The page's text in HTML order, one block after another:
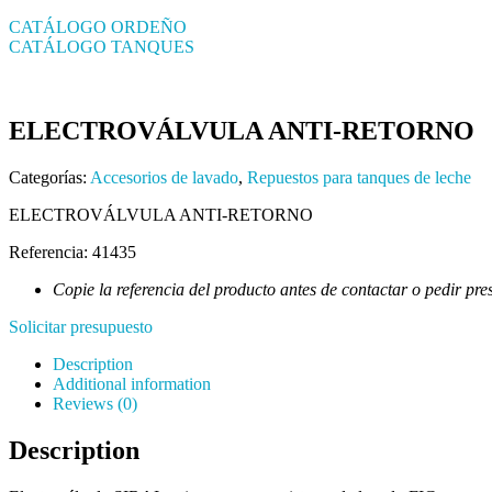
CATÁLOGO ORDEÑO
CATÁLOGO TANQUES
ELECTROVÁLVULA ANTI-RETORNO
Categorías: Accesorios de lavado, Repuestos para tanques de leche
ELECTROVÁLVULA ANTI-RETORNO
Referencia: 41435
Copie la referencia del producto antes de contactar o pedir
Solicitar presupuesto
Description
Additional information
Reviews (0)
Description